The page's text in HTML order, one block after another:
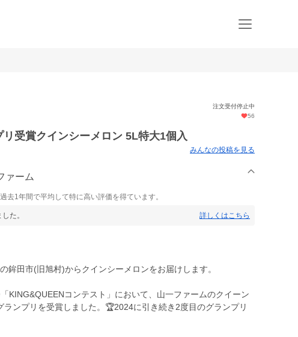
注文受付停止中
56
受賞クインシーメロン 5L特大1個入
みんなの投稿を見る
ァーム
去1年間で平均して特に高い評価を得ています。
た。 詳しくはこちら
鉾田市(旧旭村)からクインシーメロンをお届けします。
KING&QUEENコンテスト」において、山一ファームのクイーン
ランプリを受賞しました。🏆2024に引き続き2度目のグランプリ